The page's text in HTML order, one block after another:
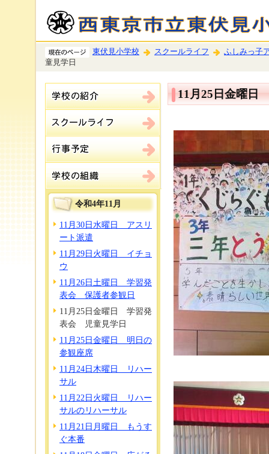
東伏見小学校 スクールライフ
ふしみっ子
童見学日
令和4年11月
11月30日水曜日 アスリ
ート派遣
11月29日火曜日 イチョ
ウ
11月26日土曜日 学習発
表会 保護者参観日
11月25日金曜日 学習発
表会 児童見学日
11月25日金曜日 明日の
参観座席
11月24日木曜日 リハー
サル
11月22日火曜日 リハー
サルのリハーサル
11月21日月曜日 もうす
ぐ本番
11月25日金曜